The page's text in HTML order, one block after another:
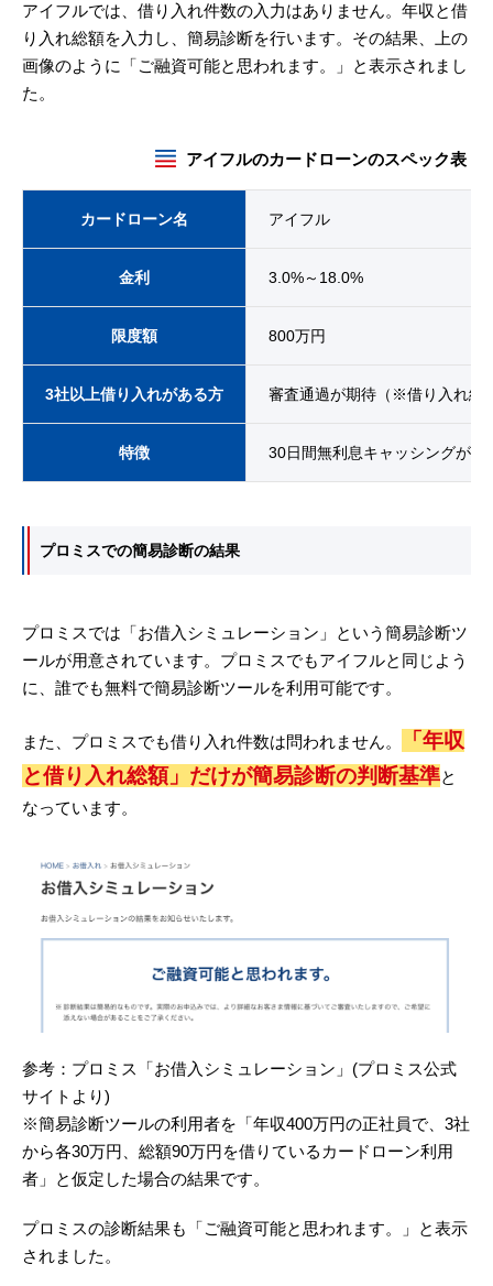
アイフルでは、借り入れ件数の入力はありません。年収と借
り入れ総額を入力し、簡易診断を行います。その結果、上の
画像のように「ご融資可能と思われます。」と表示されまし
た。
アイフルのカードローンのスペック表
カードローン名 アイフル
金利 3.0%～18.0%
限度額 800万円
3社以上借り入れがある方 審査通過が期待（※借り入れ総
特徴 30日間無利息キャッシングがあ
プロミスでの簡易診断の結果
プロミスでは「お借入シミュレーション」という簡易診断ツ
ールが用意されています。プロミスでもアイフルと同じよう
に、誰でも無料で簡易診断ツールを利用可能です。
また、プロミスでも借り入れ件数は問われません。
「年収
と借り入れ総額」だけが簡易診断の判断基準と
なっています。
参考：プロミス「お借入シミュレーション」(プロミス公式
サイトより)
※簡易診断ツールの利用者を「年収400万円の正社員で、3社
から各30万円、総額90万円を借りているカードローン利用
者」と仮定した場合の結果です。
プロミスの診断結果も「ご融資可能と思われます。」と表示
されました。